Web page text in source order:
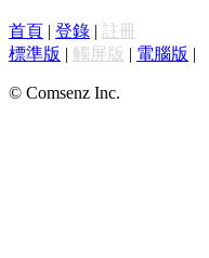
首頁 | 登錄 | 註冊
標準版 | 觸屏版 | 電腦版 |
© Comsenz Inc.